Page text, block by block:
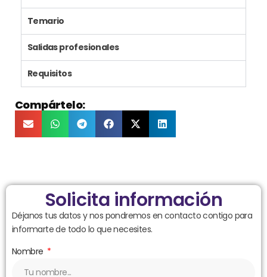
Temario
Salidas profesionales
Requisitos
Compártelo:
Solicita información
Déjanos tus datos y nos pondremos en contacto contigo para
informarte de todo lo que necesites.
Nombre